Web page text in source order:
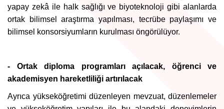
yapay zekâ ile halk sağlığı ve biyoteknoloji gibi alanlarda
ortak bilimsel araştırma yapılması, tecrübe paylaşımı ve
bilimsel konsorsiyumların kurulması öngörülüyor.
- Ortak diploma programları açılacak, öğrenci ve
akademisyen hareketliliği artırılacak
Ayrıca yükseköğretimi düzenleyen mevzuat, düzenlemeler